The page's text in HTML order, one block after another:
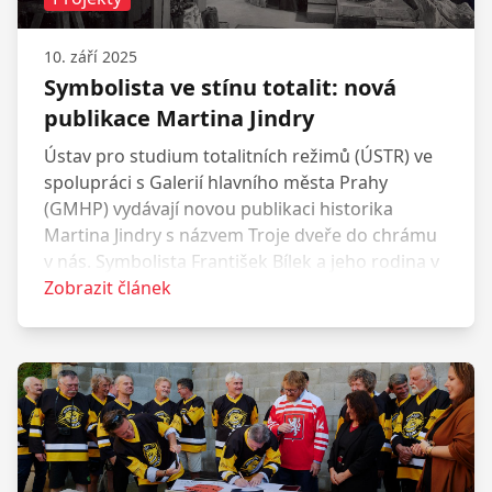
10. září 2025
Symbolista ve stínu totalit: nová
publikace Martina Jindry
Ústav pro studium totalitních režimů (ÚSTR) ve
spolupráci s Galerií hlavního města Prahy
(GMHP) vydávají novou publikaci historika
Martina Jindry s názvem Troje dveře do chrámu
v nás. Symbolista František Bílek a jeho rodina v
osidlech 20. století. Kniha přináší nový pohled na
především na dosud neprozkoumané osudy
jeho nejbližších.
Zobrazit článek